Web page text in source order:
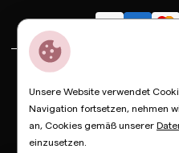
Dior
Saint Laurent
Prada
©
Unsere Website verwendet
Navigation fortsetzen, nehmen
an, Cookies gemäß unserer
einzusetzen.